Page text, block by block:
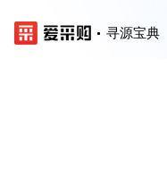
寻源宝典